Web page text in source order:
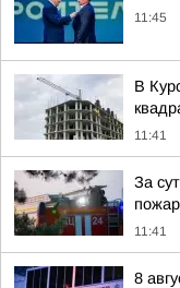
11:45
В
11:41
За
11:41
8